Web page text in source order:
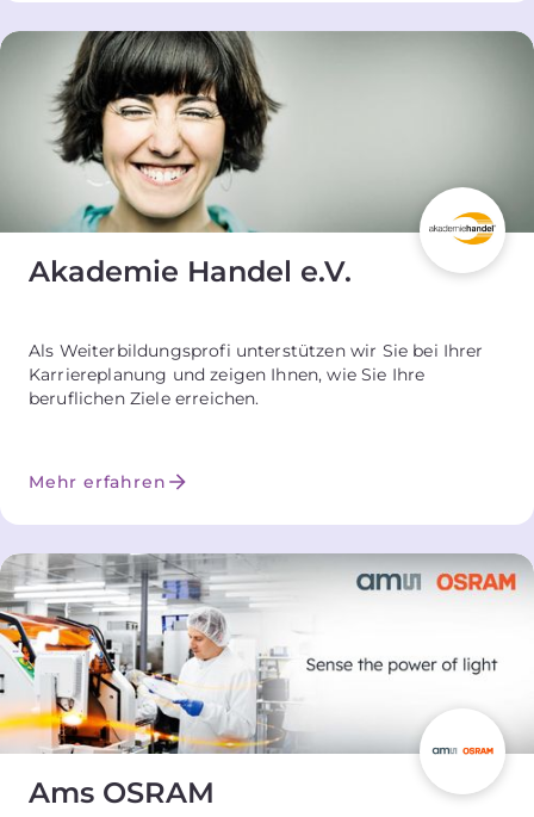
Akademie Handel e.V.
Als Weiterbildungsprofi unterstützen wir Sie bei Ihrer
Karriereplanung und zeigen Ihnen, wie Sie Ihre
beruflichen Ziele erreichen.
Mehr erfahren
Ams OSRAM